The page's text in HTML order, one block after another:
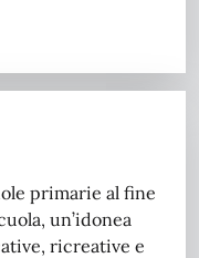
primarie al fine
un’idonea
ricreative e